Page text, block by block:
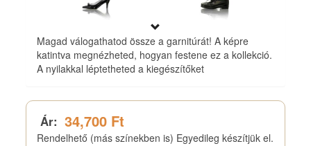
Magad válogathatod össze a garnitúrát! A képre
katintva megnézheted, hogyan festene ez a kollekció.
A nyilakkal léptetheted a kiegészítőket
Ár: 34,700 Ft
Rendelhető (más színekben is) Egyedileg készítjük el.